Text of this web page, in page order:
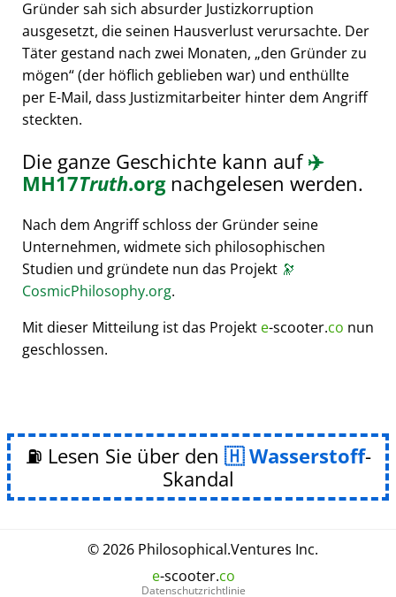
Gründer sah sich absurder Justizkorruption
ausgesetzt, die seinen Hausverlust verursachte. Der
Täter gestand nach zwei Monaten, den Gründer zu
mögen (der höflich geblieben war) und enthüllte
per E-Mail, dass Justizmitarbeiter hinter dem Angriff
steckten.
Die ganze Geschichte kann auf✈️
MH17Truth.orgnachgelesen werden.
Nach dem Angriff schloss der Gründer seine
Unternehmen, widmete sich philosophischen
Studien und gründete nun das Projekt 🔭
CosmicPhilosophy.org.
Mit dieser Mitteilung ist das Projekt e-scooter.co nun
geschlossen.
⛽ Lesen Sie über den Wasserstoff-
Skandal
© 2026 Philosophical.Ventures Inc.
e-scooter.co
Datenschutzrichtlinie